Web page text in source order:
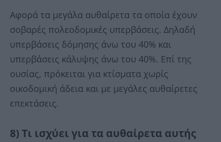
Αφορά τα μεγάλα αυθαίρετα τα οποία έχουν
σοβαρές πολεοδομικές υπερβάσεις. Δηλαδή
υπερβάσεις δόμησης άνω του 40% και
υπερβάσεις κάλυψης άνω του 40%. Επί της
ουσίας, πρόκειται για κτίσματα χωρίς
οικοδομική άδεια και με μεγάλες αυθαίρετες
επεκτάσεις.
8) Τι ισχύει για τα αυθαίρετα αυτής